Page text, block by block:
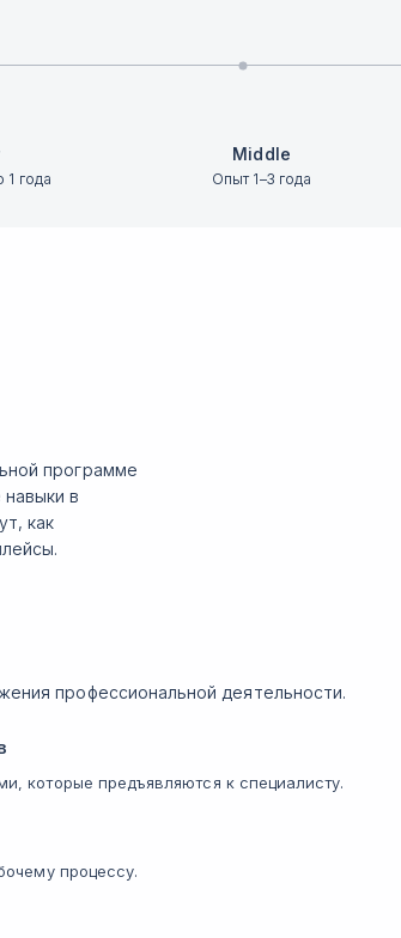
1 года
Middle
Опыт 1–3 года
программе
в
как
профессиональной деятельности.
которые предъявляются к специалисту.
процессу.